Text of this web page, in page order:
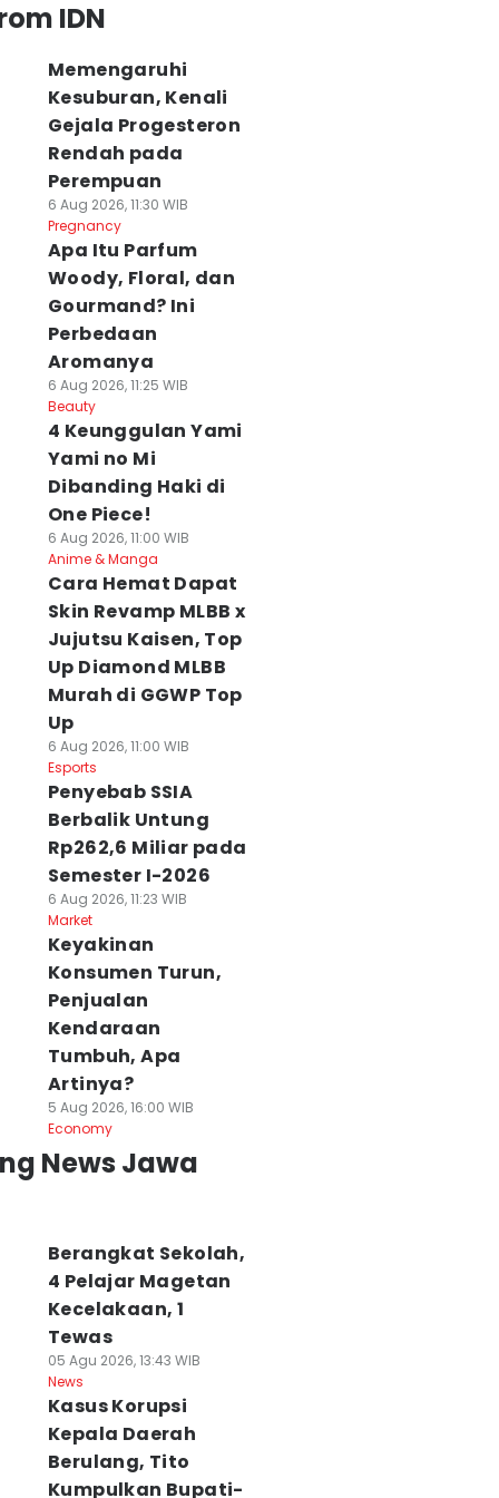
IDN
Memengaruhi
Kesuburan, Kenali
Gejala Progesteron
Rendah pada
Perempuan
6 Aug 2026, 11:30 WIB
Pregnancy
Apa Itu Parfum
Woody, Floral, dan
Gourmand? Ini
Perbedaan
Aromanya
6 Aug 2026, 11:25 WIB
Beauty
4 Keunggulan Yami
Yami no Mi
Dibanding Haki di
One Piece!
6 Aug 2026, 11:00 WIB
Anime & Manga
Cara Hemat Dapat
Skin Revamp MLBB x
Jujutsu Kaisen, Top
Up Diamond MLBB
Murah di GGWP Top
Up
6 Aug 2026, 11:00 WIB
Esports
Penyebab SSIA
Berbalik Untung
Rp262,6 Miliar pada
Semester I-2026
6 Aug 2026, 11:23 WIB
Market
Keyakinan
Konsumen Turun,
Penjualan
Kendaraan
Tumbuh, Apa
Artinya?
5 Aug 2026, 16:00 WIB
Economy
News Jawa
Berangkat Sekolah,
4 Pelajar Magetan
Kecelakaan, 1
Tewas
05 Agu 2026, 13:43 WIB
News
Kasus Korupsi
Kepala Daerah
Berulang, Tito
Kumpulkan Bupati-